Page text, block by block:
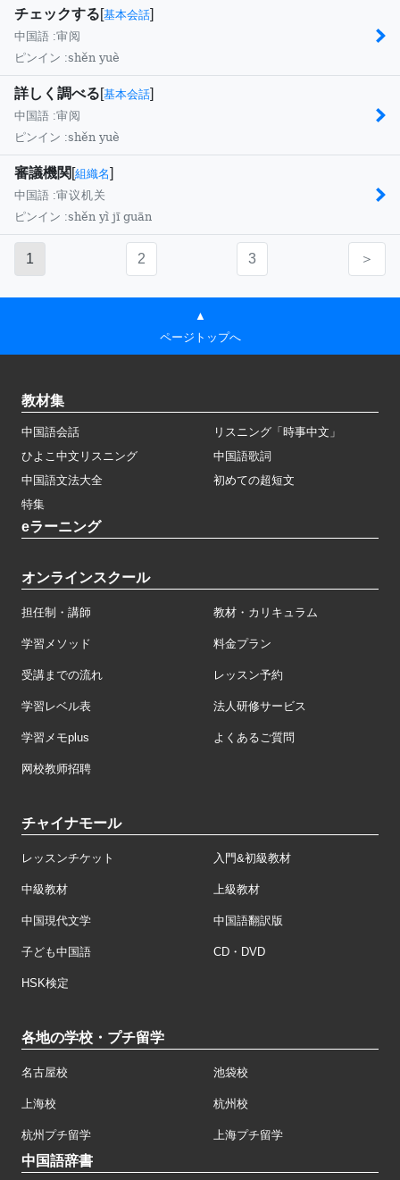
チェックする[基本会話]
中国語 :审阅
ピンイン :shěn yuè
詳しく調べる[基本会話]
中国語 :审阅
ピンイン :shěn yuè
審議機関 [組織名]
中国語 :审议机关
ピンイン :shěn yì jī guān
1 2 3 ＞
▲
ページトップへ
教材集
中国語会話
リスニング「時事中文」
ひよこ中文リスニング
中国語歌詞
中国語文法大全
初めての超短文
特集
eラーニング
オンラインスクール
担任制・講師 教材・カリキュラム
学習メソッド 料金プラン
受講までの流れ レッスン予約
学習レベル表 法人研修サービス
学習メモplus よくあるご質問
网校教师招聘
チャイナモール
レッスンチケット 入門&初級教材
中級教材 上級教材
中国現代文学 中国語翻訳版
子ども中国語 CD・DVD
HSK検定
各地の学校・プチ留学
名古屋校 池袋校
上海校 杭州校
杭州プチ留学 上海プチ留学
中国語辞書